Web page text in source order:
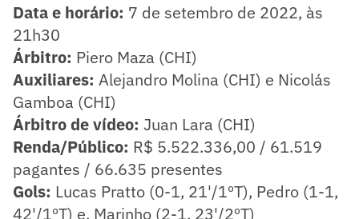
Data e horário: 7 de setembro de 2022, às
21h30
Árbitro: Piero Maza (CHI)
Auxiliares: Alejandro Molina (CHI) e Nicolás
Gamboa (CHI)
Árbitro de vídeo: Juan Lara (CHI)
Renda/Público: R$ 5.522.336,00 / 61.519
pagantes / 66.635 presentes
Gols: Lucas Pratto (0-1, 21'/1ºT), Pedro (1-1,
42'/1ºT) e, Marinho (2-1, 23'/2ºT)